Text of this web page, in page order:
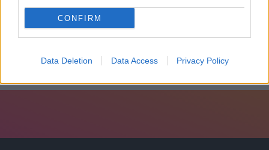
CONFIRM
Data Deletion Data Access Privacy Policy